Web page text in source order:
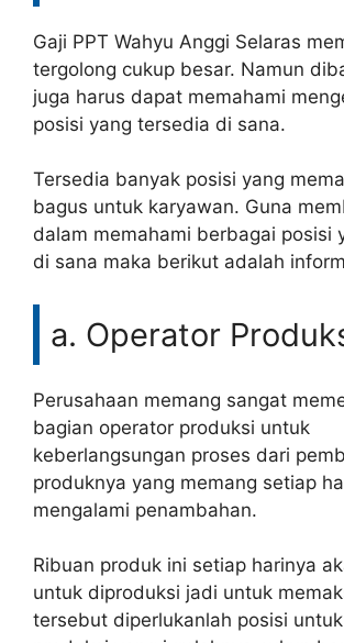
Gaji PPT Wahyu Anggi Selaras
tergolong cukup besar. Namun
juga harus dapat memahami
posisi yang tersedia di sana.
Tersedia banyak posisi yang
bagus untuk karyawan. Guna
dalam memahami berbagai posisi
di sana maka berikut adalah
a. Operator
Perusahaan memang sangat
bagian operator produksi untuk
keberlangsungan proses dari
produknya yang memang setiap
mengalami penambahan.
Ribuan produk ini setiap harinya
untuk diproduksi jadi untuk
tersebut diperlukanlah posisi